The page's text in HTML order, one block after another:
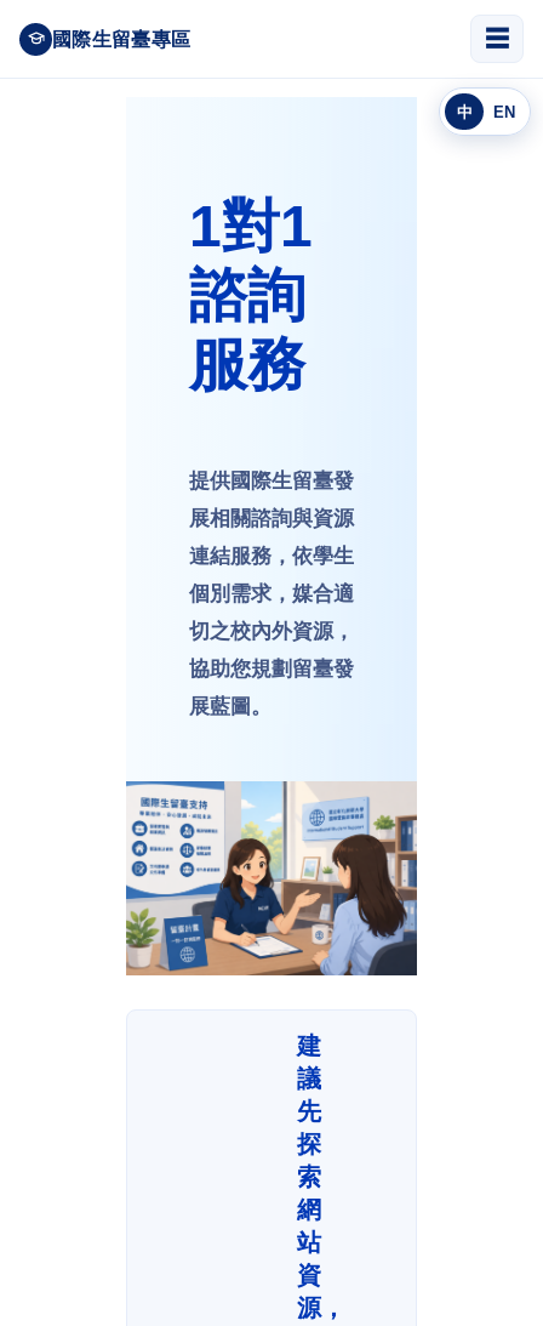
到
國際生留臺專區 ☰
1對1
諮詢
服務
提供國際生留臺發
展相關諮詢與資源
連結服務，依學生
個別需求，媒合適
切之校內外資源，
協助您規劃留臺發
展藍圖。
建
議
先
探
索
網
站
資
源，
中 EN